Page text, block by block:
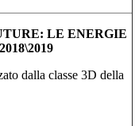
LE ENERGIE
dalla classe 3D della